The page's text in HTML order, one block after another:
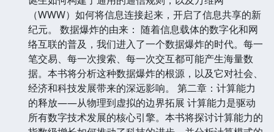
（WWW）如何将信息连接起来，开启了信息共享的新
纪元。 数据爆炸的由来： 随着信息载体的数字化和网
络互联的普及，我们进入了一个数据爆炸的时代。每一
笔交易、每一次搜索、每一次交互都可能产生海量数
据。本书将分析这种数据爆炸的根源，以及它对社会、
经济和科技发展带来的深远影响。 第二章：计算能力
的释放——从物理到虚拟的边界拓展 计算能力是驱动
所有数字技术发展的核心引擎。本书将探讨计算能力的